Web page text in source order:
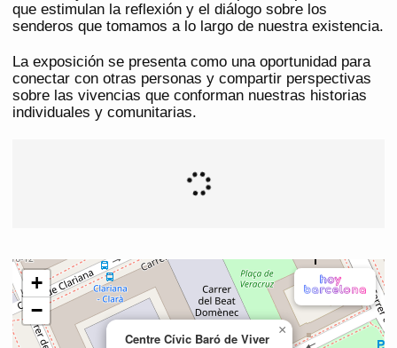
que estimulan la reflexión y el diálogo sobre los
senderos que tomamos a lo largo de nuestra existencia.
La exposición se presenta como una oportunidad para
conectar con otras personas y compartir perspectivas
sobre las vivencias que conforman nuestras historias
individuales y comunitarias.